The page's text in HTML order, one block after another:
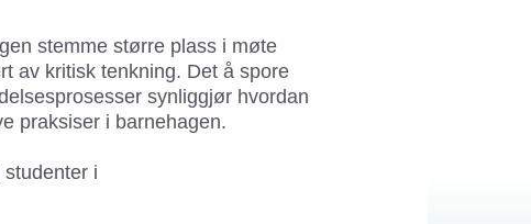
stemme større plass i møte
av kritisk tenkning. Det å spore
synliggjør hvordan
praksiser i barnehagen.
i